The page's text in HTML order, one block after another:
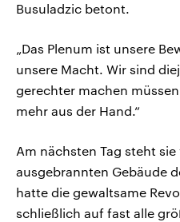
Busuladzic betont.
„Das Plenum ist unsere
unsere Macht. Wir sind
gerechter machen
mehr aus der Hand.“
Am nächsten Tag steht
ausgebrannten Gebäude
hatte die gewaltsame
schließlich auf fast alle